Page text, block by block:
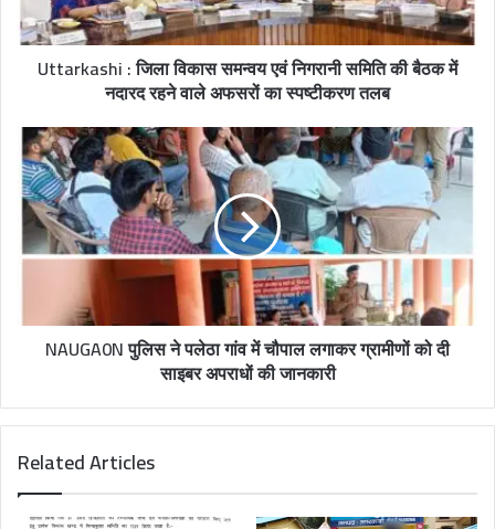
Uttarkashi : जिला विकास समन्वय एवं निगरानी समिति की बैठक में
नदारद रहने वाले अफसरों का स्पष्टीकरण तलब
NAUGA0N पुलिस ने पलेठा गांव में चौपाल लगाकर ग्रामीणों को दी
साइबर अपराधों की जानकारी
Related Articles